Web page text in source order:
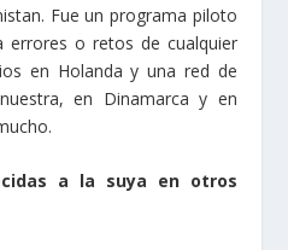
Fue un programa piloto
errores o retos de cualquier
en Holanda y una red de
en Dinamarca y en
a la suya en otros